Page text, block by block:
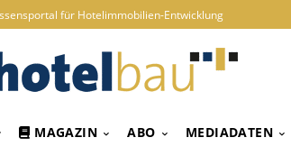
für Hotelimmobilien-Entwicklung
MAGAZIN ABO MEDIADATEN